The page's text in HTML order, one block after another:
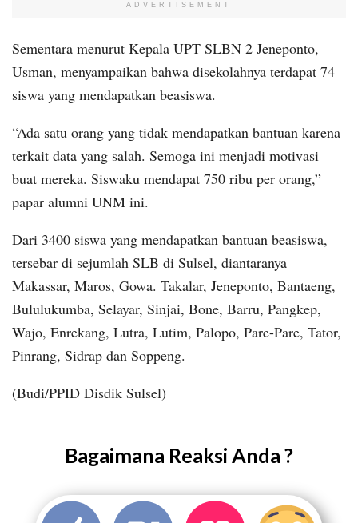
ADVERTISEMENT
Sementara menurut Kepala UPT SLBN 2 Jeneponto,
Usman, menyampaikan bahwa disekolahnya terdapat 74
siswa yang mendapatkan beasiswa.
“Ada satu orang yang tidak mendapatkan bantuan karena
terkait data yang salah. Semoga ini menjadi motivasi
buat mereka. Siswaku mendapat 750 ribu per orang,”
papar alumni UNM ini.
Dari 3400 siswa yang mendapatkan bantuan beasiswa,
tersebar di sejumlah SLB di Sulsel, diantaranya
Makassar, Maros, Gowa. Takalar, Jeneponto, Bantaeng,
Bululukumba, Selayar, Sinjai, Bone, Barru, Pangkep,
Wajo, Enrekang, Lutra, Lutim, Palopo, Pare-Pare, Tator,
Pinrang, Sidrap dan Soppeng.
(Budi/PPID Disdik Sulsel)
Bagaimana Reaksi Anda ?